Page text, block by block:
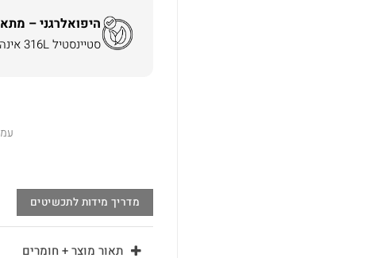
היפואלרגני –
סטיינסטיל 316L אינה משחירה ואינה מגרה את העור.
מדריך מידות לתכשיטים
תאור מוצר + חומרים